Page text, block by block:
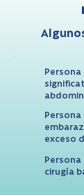
exceso
cirugía